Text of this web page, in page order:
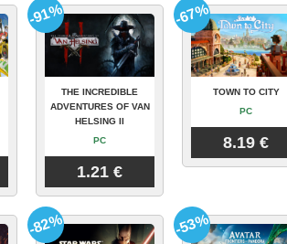
THE INCREDIBLE
ADVENTURES OF VAN
HELSING II
PC
1.21 €
-91%
TOWN TO CITY
PC
8.19 €
-67%
-82% -53%